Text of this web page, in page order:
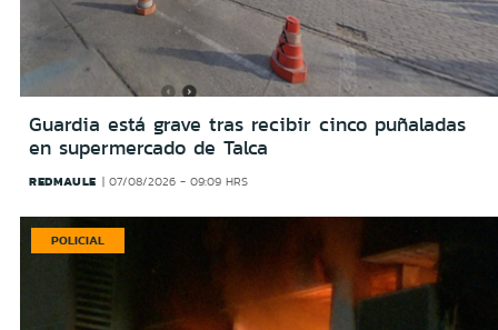
Guardia está grave tras recibir cinco puñaladas
en supermercado de Talca
REDMAULE 07/08/2026 - 09:09 HRS
POLICIAL